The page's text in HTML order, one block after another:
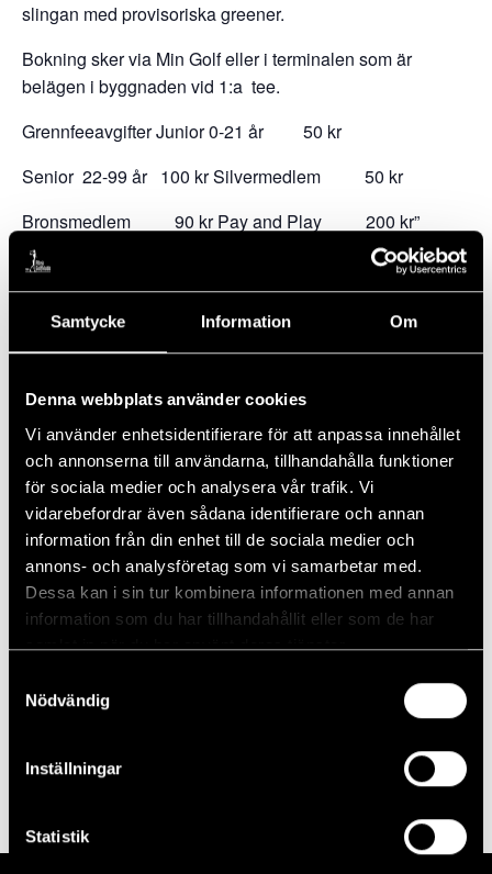
Samtycke Information Om
Denna webbplats använder cookies
Vi använder enhetsidentifierare för att anpassa innehållet
och annonserna till användarna, tillhandahålla funktioner
för sociala medier och analysera vår trafik. Vi
vidarebefordrar även sådana identifierare och annan
information från din enhet till de sociala medier och
annons- och analysföretag som vi samarbetar med.
Dessa kan i sin tur kombinera informationen med annan
information som du har tillhandahållit eller som de har
samlat in när du har använt deras tjänster.
Nödvändig
Inställningar
Statistik
slingan med provisoriska greener.
Bokning sker via Min Golf eller i terminalen som är
belägen i byggnaden vid 1:a tee.
GrennfeeavgifterJunior 0-21 år 50 kr
Senior 22-99 år 100 krSilvermedlem 50 kr
Bronsmedlem 90 kr Pay and Play 200 kr
Lägg till i kalender
DETALJER
Datum:
24 maj, 2023
Tid:
08:00 - 17:00
PLATS